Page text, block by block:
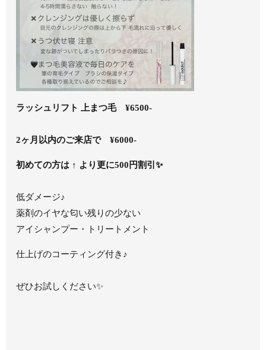
ラッシュリフト 上まつ毛 ¥6500-
2ヶ月以内のご来店で ¥6000-
初めての方は ↑ より更に500円割引✨
低ダメージ♪
薬剤のイヤな匂い残りの少ない
アイシャンプー・トリートメント
仕上げのコーティング付き♪
ぜひお試しください✨